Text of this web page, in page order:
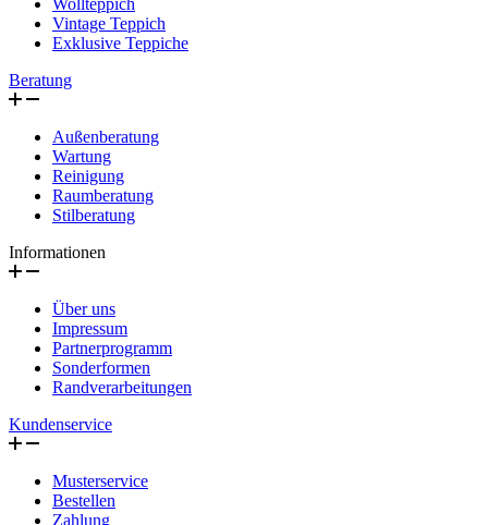
Wollteppich
Vintage Teppich
Exklusive Teppiche
Beratung
Außenberatung
Wartung
Reinigung
Raumberatung
Stilberatung
Informationen
Über uns
Impressum
Partnerprogramm
Sonderformen
Randverarbeitungen
Kundenservice
Musterservice
Bestellen
Zahlung